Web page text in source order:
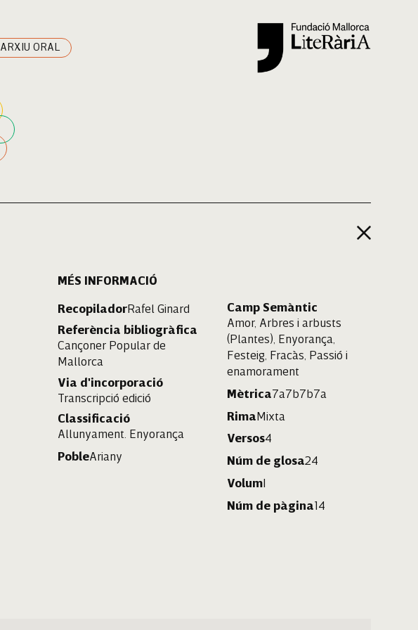
ARXIU ORAL
MÉS INFORMACIÓ
RecopiladorRafel Ginard
Referència bibliogràfica
Cançoner Popular de
Mallorca
Via d'incorporació
Transcripció edició
Classificació
Allunyament. Enyorança
PobleAriany
Camp Semàntic
Amor, Arbres i arbusts
(Plantes), Enyorança,
Festeig, Fracàs, Passió i
enamorament
Mètrica7a7b7b7a
Rima Mixta
Versos4
Núm de glosa24
VolumI
Núm de pàgina14